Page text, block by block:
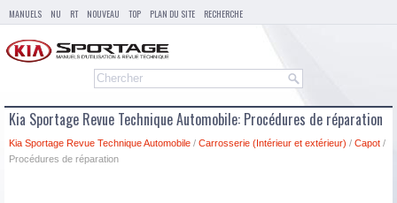
MANUELS NU RT NOUVEAU TOP PLAN DU SITE RECHERCHE
Kia Sportage Revue Technique Automobile: Procédures de réparation
Kia Sportage Revue Technique Automobile / Carrosserie (Intérieur et extérieur) / Capot /
Procédures de réparation